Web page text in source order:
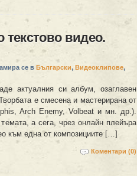
текстово видео.
се в Български, Видеоклипове,
актуалния си албум, озаглавен
е смесена и мастерирана от
Arch Enemy, Volbeat и мн. др.).
а сега, чрез онлайн плейъра
към една от композициите […]
Коментари (0)